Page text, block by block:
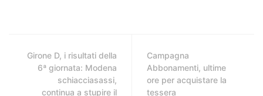
Girone D, i risultati della
6ª giornata: Modena
schiacciasassi,
continua a stupire il
Campagna
Abbonamenti, ultime
ore per acquistare la
tessera